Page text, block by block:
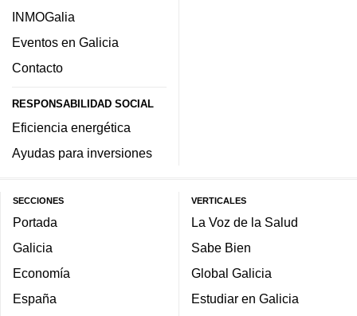
INMOGalia
Eventos en Galicia
Contacto
RESPONSABILIDAD SOCIAL
Eficiencia energética
Ayudas para inversiones
SECCIONES
Portada
Galicia
Economía
España
VERTICALES
La Voz de la Salud
Sabe Bien
Global Galicia
Estudiar en Galicia